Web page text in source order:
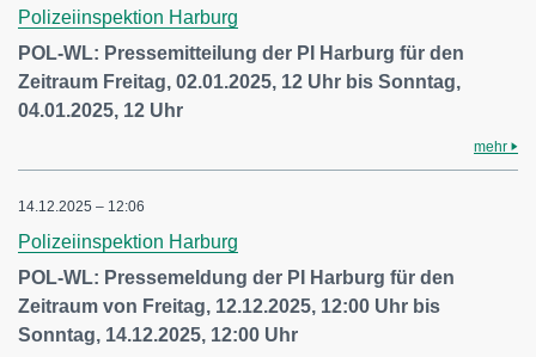
Polizeiinspektion Harburg
POL-WL: Pressemitteilung der PI Harburg für den
Zeitraum Freitag, 02.01.2025, 12 Uhr bis Sonntag,
04.01.2025, 12 Uhr
mehr
14.12.2025 – 12:06
Polizeiinspektion Harburg
POL-WL: Pressemeldung der PI Harburg für den
Zeitraum von Freitag, 12.12.2025, 12:00 Uhr bis
Sonntag, 14.12.2025, 12:00 Uhr